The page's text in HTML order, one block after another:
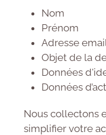
Nom
Prénom
Adresse
Objet de la
Données
Données
Nous collectons
simplifier votre